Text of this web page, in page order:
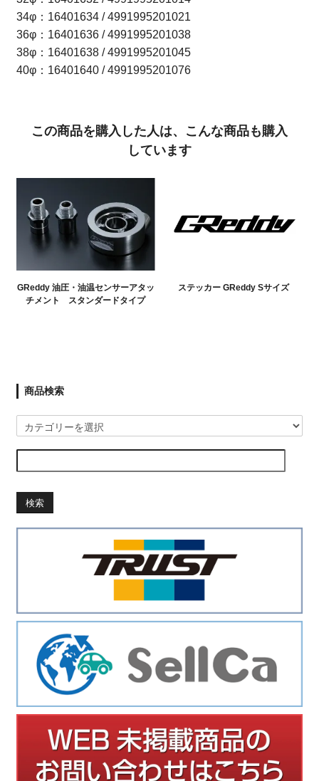
34φ：16401634 / 4991995201021
36φ：16401636 / 4991995201038
38φ：16401638 / 4991995201045
40φ：16401640 / 4991995201076
この商品を購入した人は、こんな商品も購入
しています
GReddy 油圧・油温センサーアタッ
チメント スタンダードタイプ
ステッカー GReddy Sサイズ
商品検索
検索